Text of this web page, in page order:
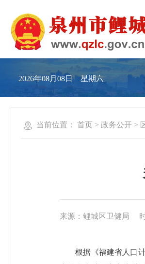
2026年08月08日 星期六
当前位置： 首页 > 政务公开 >
来源：鲤城区卫健局
根据《福建省人口计